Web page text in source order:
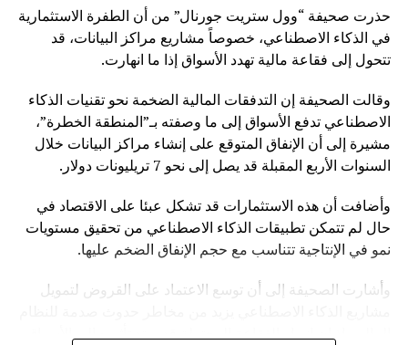
حذرت صحيفة “وول ستريت جورنال” من أن الطفرة الاستثمارية
في الذكاء الاصطناعي، خصوصاً مشاريع مراكز البيانات، قد
تتحول إلى فقاعة مالية تهدد الأسواق إذا ما انهارت.
وقالت الصحيفة إن التدفقات المالية الضخمة نحو تقنيات الذكاء
الاصطناعي تدفع الأسواق إلى ما وصفته بـ”المنطقة الخطرة”،
مشيرة إلى أن الإنفاق المتوقع على إنشاء مراكز البيانات خلال
السنوات الأربع المقبلة قد يصل إلى نحو 7 تريليونات دولار.
وأضافت أن هذه الاستثمارات قد تشكل عبئا على الاقتصاد في
حال لم تتمكن تطبيقات الذكاء الاصطناعي من تحقيق مستويات
نمو في الإنتاجية تتناسب مع حجم الإنفاق الضخم عليها.
وأشارت الصحيفة إلى أن توسع الاعتماد على القروض لتمويل